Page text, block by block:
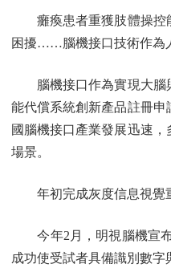
癱瘓患者重獲肢體操控能
困擾……腦機接口技術作為
腦機接口作為實現大腦與
能代償系統創新產品註冊
國腦機接口產業發展迅速
場景。
年初完成灰度信息視覺
今年2月，明視腦機宣布
成功使受試者具備識別數